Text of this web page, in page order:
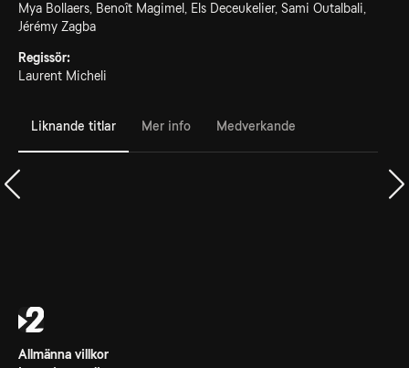
Mya Bollaers, Benoît Magimel, Els Deceukelier, Sami Outalbali,
Jérémy Zagba
Regissör:
Laurent Micheli
Liknande titlar Mer info Medverkande
Allmänna villkor